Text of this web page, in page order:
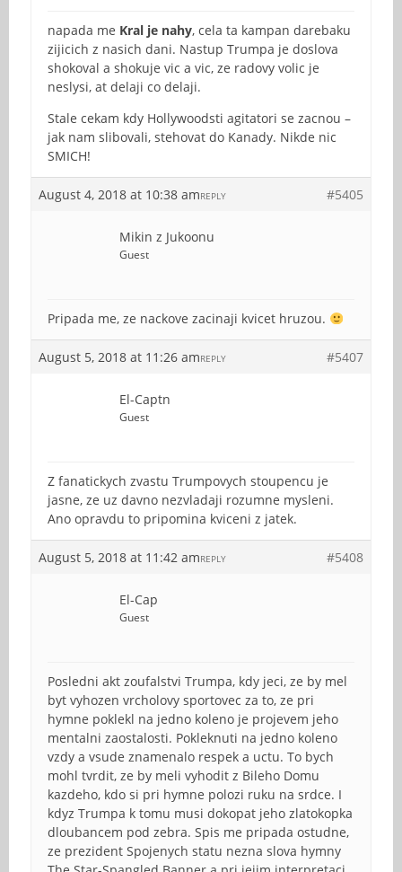
napada me Kral je nahy, cela ta kampan darebaku
zijicich z nasich dani. Nastup Trumpa je doslova
shokoval a shokuje vic a vic, ze radovy volic je
neslysi, at delaji co delaji.
Stale cekam kdy Hollywoodsti agitatori se zacnou –
jak nam slibovali, stehovat do Kanady. Nikde nic
SMICH!
August 4, 2018 at 10:38 am #5405
REPLY
Mikin z Jukoonu
Guest
Pripada me, ze nackove zacinaji kvicet hruzou.
August 5, 2018 at 11:26 am #5407
REPLY
El-Captn
Guest
Z fanatickych zvastu Trumpovych stoupencu je
jasne, ze uz davno nezvladaji rozumne mysleni.
Ano opravdu to pripomina kviceni z jatek.
August 5, 2018 at 11:42 am #5408
REPLY
El-Cap
Guest
Posledni akt zoufalstvi Trumpa, kdy jeci, ze by mel
byt vyhozen vrcholovy sportovec za to, ze pri
hymne poklekl na jedno koleno je projevem jeho
mentalni zaostalosti. Pokleknuti na jedno koleno
vzdy a vsude znamenalo respek a uctu. To bych
mohl tvrdit, ze by meli vyhodit z Bileho Domu
kazdeho, kdo si pri hymne polozi ruku na srdce. I
kdyz Trumpa k tomu musi dokopat jeho zlatokopka
dloubancem pod zebra. Spis me pripada ostudne,
ze prezident Spojenych statu nezna slova hymny